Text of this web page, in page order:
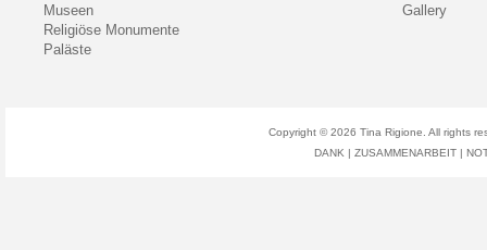
Museen
Religiöse Monumente
Paläste
Gallery
Copyright © 2026 Tina Rigione . All rights
DANK | ZUSAMMENARBEIT|